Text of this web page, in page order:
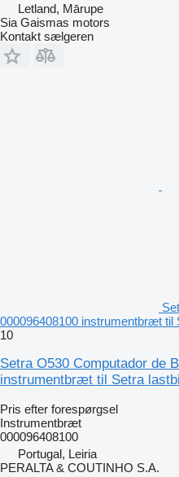
Letland, Mārupe
Sia Gaismas motors
Kontakt sælgeren
000096408100 instrumentbræt til
10
Setra O530 Computador de
instrumentbræt til Setra
Pris efter forespørgsel
Instrumentbræt
000096408100
Portugal, Leiria
PERALTA & COUTINHO S.A.